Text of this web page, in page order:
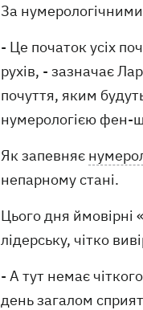
За
- Це початок усіх
рухів, - зазначає
почуття, яким
нумерологією фен-
Як запевняє
непарному стані.
Цього дня
лідерську, чітко
- А тут немає
день загалом